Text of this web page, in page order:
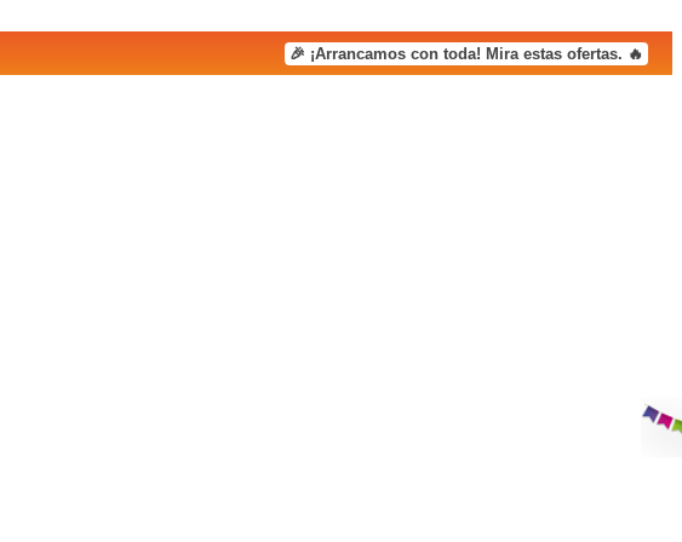
🎉 ¡Arrancamos con toda! Mira estas ofertas. 🔥